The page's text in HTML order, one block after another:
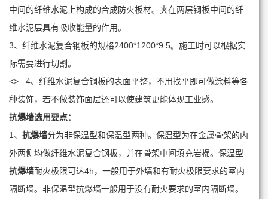
中间的纤维水泥上构成的合成防火板材。夹在两层钢板中间的纤
维水泥层具有吸收能量的作用。
3、纤维水泥复合钢板的规格2400*1200*9.5。施工时可以根据实
际需要进行切割。
<> 4、纤维水泥复合钢板的表面平整，不用找平即可做涂料等各
种装饰，若不做装饰面层还可以使建筑更能体现工业感。
抗爆墙选用要点：
1、 抗爆墙分为非保温型和保温型两种。保温型为在金属骨架的内
外两侧均做纤维水泥复合钢板，并在骨架中间填充岩棉。保温型
抗爆墙耐火极限可达4h，一般用于外墙和有耐火极限要求的室内
隔断墙。非保温型抗爆墙一般用于没有耐火要求的室内隔断墙。